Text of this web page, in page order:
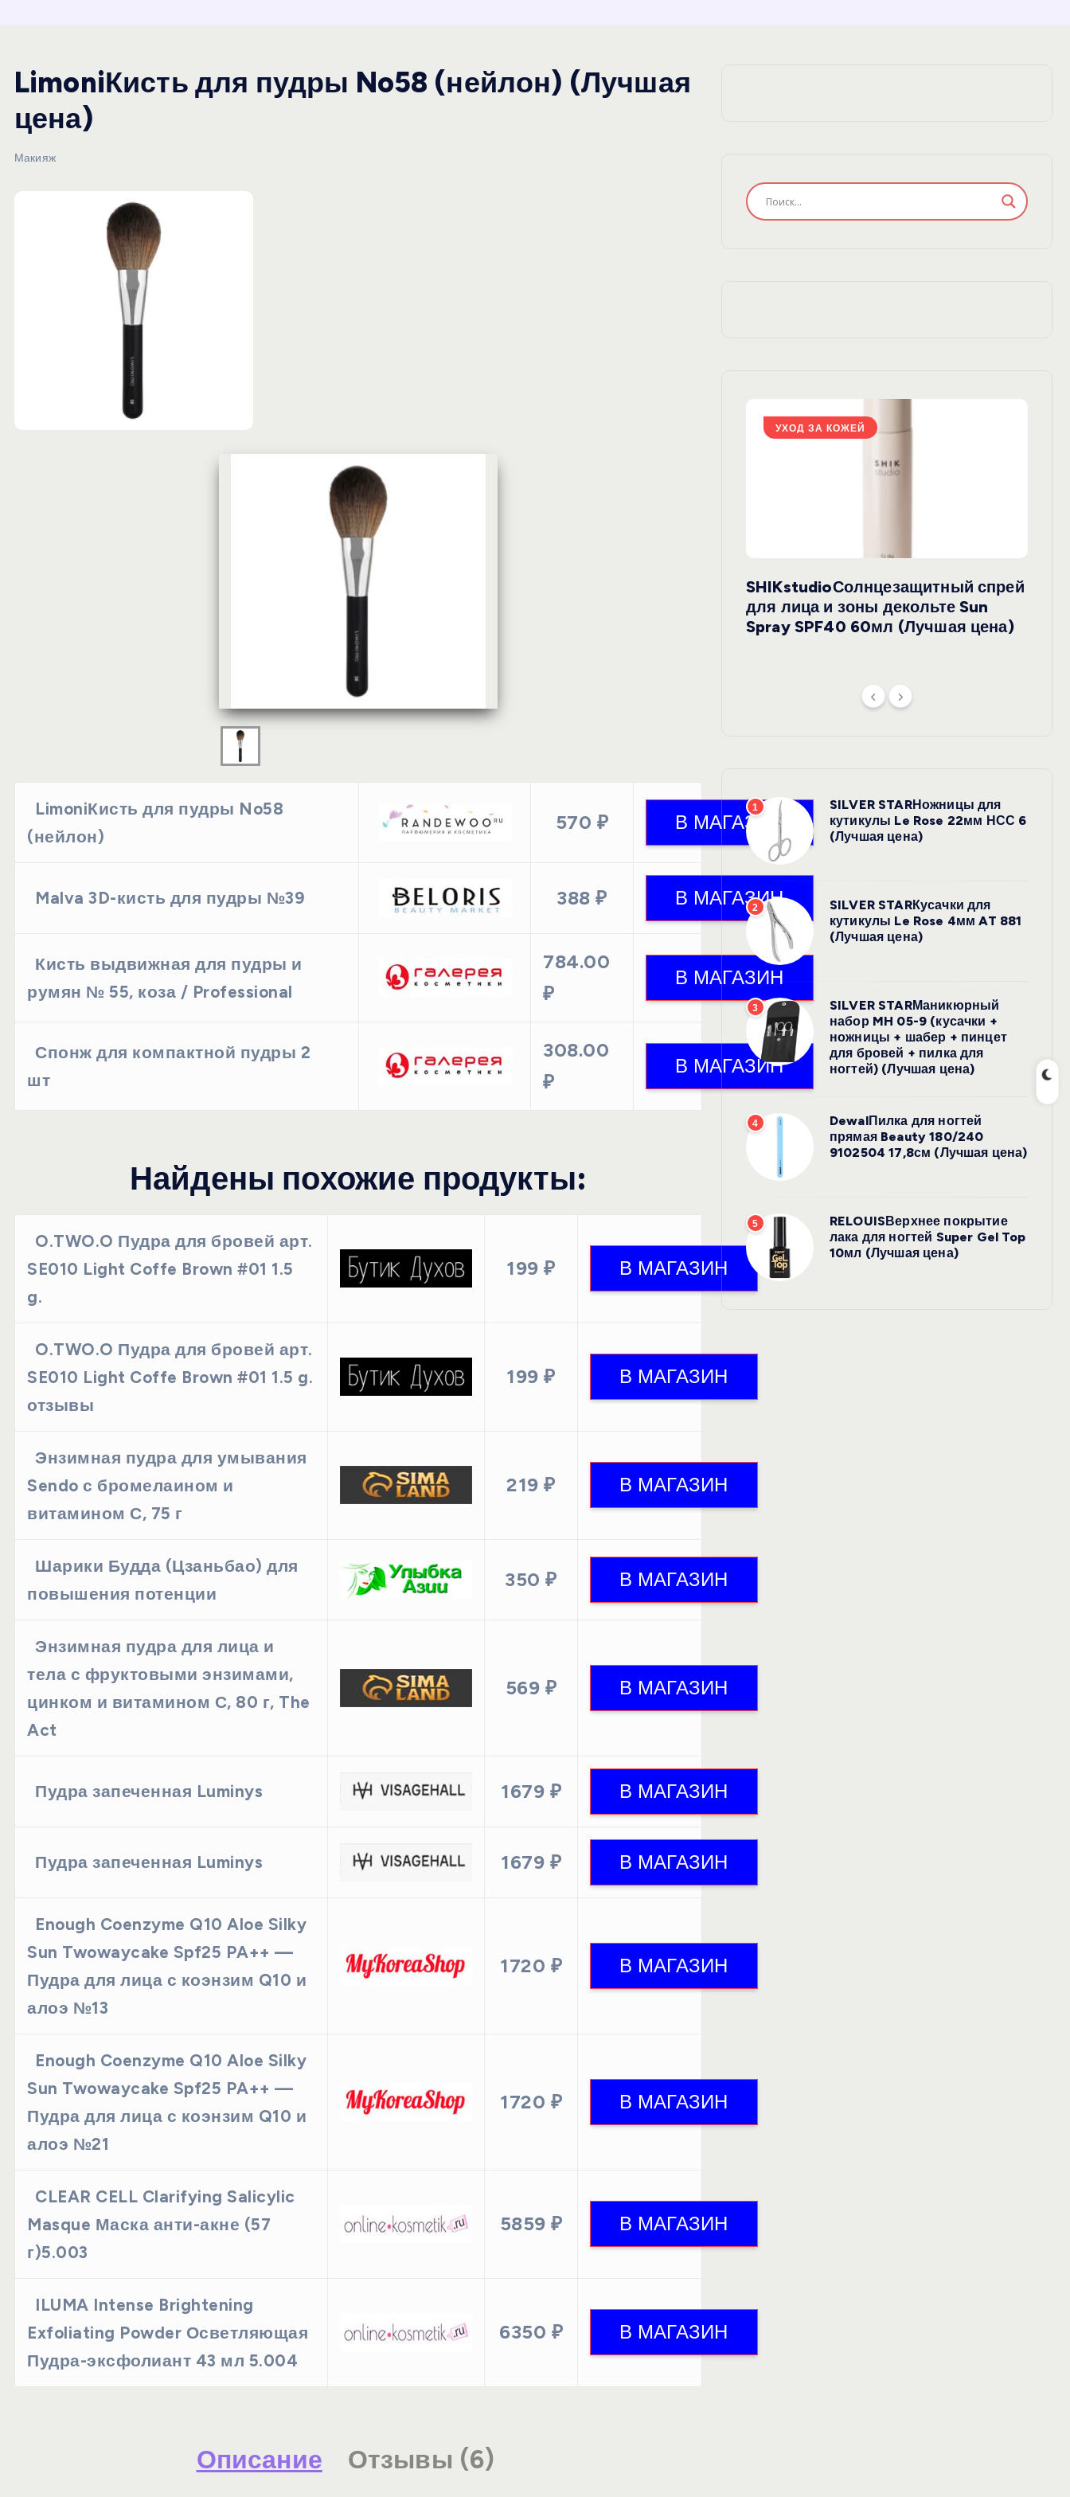
LimoniКисть для пудры No58 (нейлон) (Лучшая
цена)
Макияж
LimoniКисть для пудры No58
(нейлон)
570 ₽
Malva 3D-кисть для пудры №39 388 ₽
Кисть выдвижная для пудры и
румян № 55, коза / Professional
784.00
₽
Спонж для компактной пудры 2
шт
308.00
₽
Найдены похожие продукты:
O.TWO.O Пудра для бровей арт.
SE010 Light Coffe Brown #01 1.5
g.
199 ₽
O.TWO.O Пудра для бровей арт.
SE010 Light Coffe Brown #01 1.5 g.
отзывы
199 ₽
Энзимная пудра для умывания
Sendo с бромелаином и
витамином С, 75 г
219 ₽
Шарики Будда (Цзаньбао) для
повышения потенции
350 ₽
Энзимная пудра для лица и
тела с фруктовыми энзимами,
цинком и витамином С, 80 г, The
Act
569 ₽
Пудра запеченная Luminys 1679 ₽
Пудра запеченная Luminys 1679 ₽
Enough Coenzyme Q10 Aloe Silky
Sun Twowaycake Spf25 PA++ —
Пудра для лица с коэнзим Q10 и
алоэ №13
1720 ₽
Enough Coenzyme Q10 Aloe Silky
Sun Twowaycake Spf25 PA++ —
Пудра для лица с коэнзим Q10 и
алоэ №21
1720 ₽
CLEAR CELL Clarifying Salicylic
Masque Маска анти-акне (57
г)5.003
5859 ₽
ILUMA Intense Brightening
Exfoliating Powder Осветляющая
Пудра-эксфолиант 43 мл 5.004
6350 ₽
Описание Отзывы (6)
УХОД ЗА КОЖЕЙ
SHIKstudioСолнцезащитный спрей
для лица и зоны декольте Sun
Spray SPF40 60мл (Лучшая цена)
1
SILVER STARНожницы для
кутикулы Le Rose 22мм НСС 6
(Лучшая цена)
2
SILVER STARКусачки для
кутикулы Le Rose 4мм AT 881
(Лучшая цена)
3
SILVER STARМаникюрный
набор MH 05-9 (кусачки +
ножницы + шабер + пинцет
для бровей + пилка для
ногтей) (Лучшая цена)
4
DewalПилка для ногтей
прямая Beauty 180/240
9102504 17,8см (Лучшая цена)
5
RELOUISВерхнее покрытие
лака для ногтей Super Gel Top
10мл (Лучшая цена)